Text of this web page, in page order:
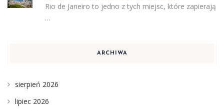
Rio de Janeiro to jedno z tych miejsc, które zapierają
…
ARCHIWA
sierpień 2026
lipiec 2026